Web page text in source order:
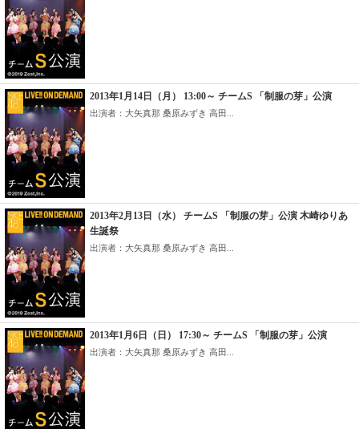
2013年1月14日（月） 13:00～ チームS 「制服の芽」公演
出演者：大矢真那 桑原みずき 高田...
2013年2月13日（水） チームS 「制服の芽」公演 木崎ゆりあ
生誕祭
出演者：大矢真那 桑原みずき 高田...
2013年1月6日（日） 17:30～ チームS 「制服の芽」公演
出演者：大矢真那 桑原みずき 高田...